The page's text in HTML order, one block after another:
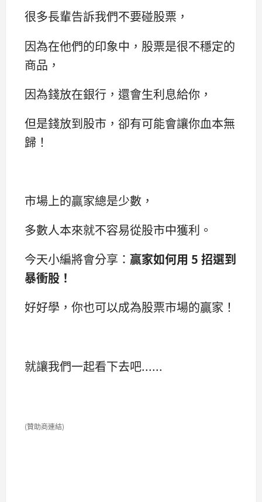
很多長輩告訴我們不要碰股票，
因為在他們的印象中，股票是很不穩定的
商品，
因為錢放在銀行，還會生利息給你，
但是錢放到股市，卻有可能會讓你血本無
歸！
市場上的贏家總是少數，
多數人本來就不容易從股市中獲利。
今天小編將會分享： 贏家如何用 5 招選到
暴衝股！
好好學，你也可以成為股票市場的贏家！
就讓我們一起看下去吧......
(贊助商連結)